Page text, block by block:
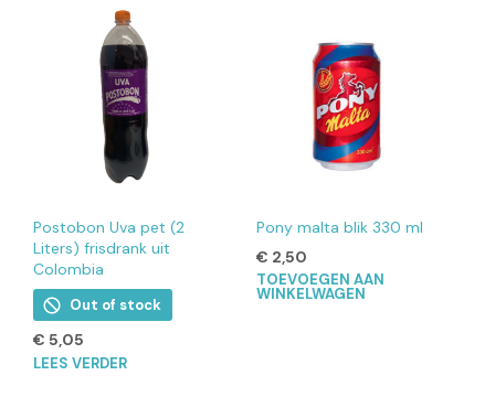
Postobon Uva pet (2
Liters) frisdrank uit
Colombia
Out of stock
€ 5,05
LEES VERDER
Pony malta blik 330 ml
€ 2,50
TOEVOEGEN AAN
WINKELWAGEN